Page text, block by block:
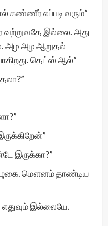
கண்ணீர் எப்படி வரும்”
இல்லை. அது
அழ அழ ஆறுதல்
தெட்ஸ் ஆல்”
இருக்கா?”
மௌனம் தாண்டிய
இல்லையே.